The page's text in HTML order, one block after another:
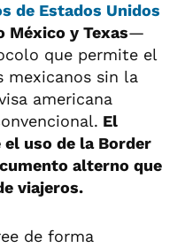
de Estados Unidos
México y Texas—
que permite el
mexicanos sin la
americana
El
uso de la Border
alterno que
viajeros.
de forma